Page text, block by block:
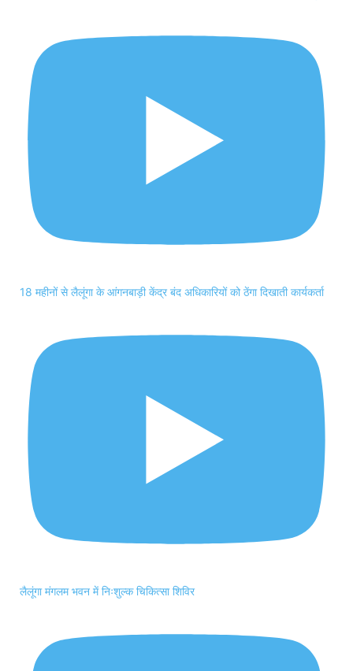
18 महीनों से लैलूंगा के आंगनबाड़ी केंद्र बंद अधिकारियों को ठेंगा दिखाती कार्यकर्ता
लैलूंगा मंगलम भवन में निःशुल्क चिकित्सा शिविर